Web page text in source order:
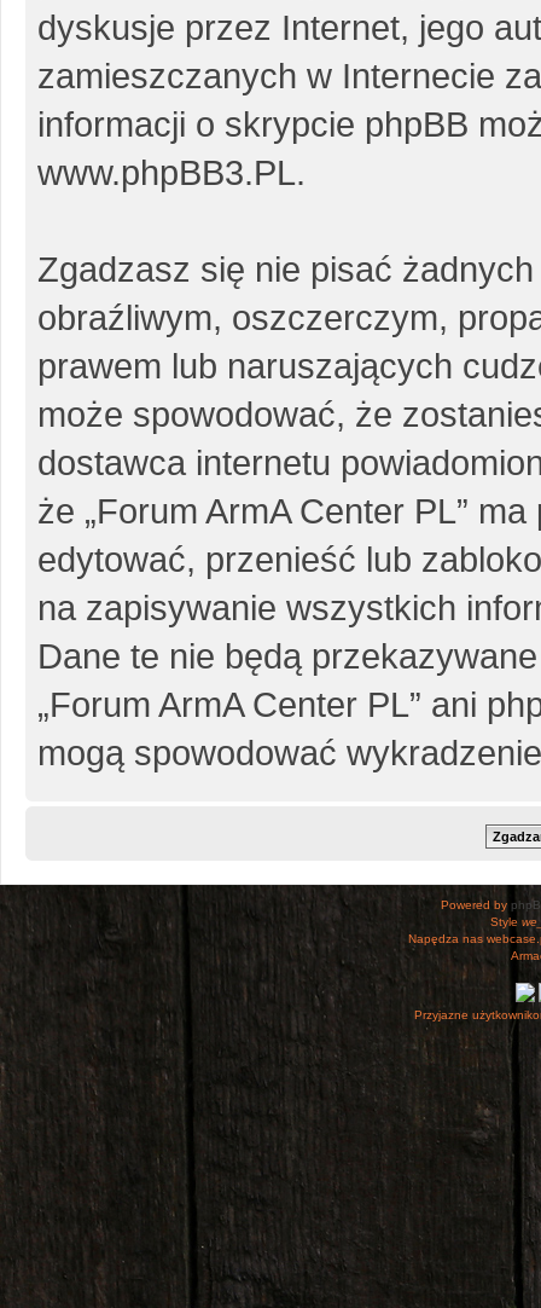
dyskusje przez Internet, jego
zamieszczanych w Internecie
informacji o skrypcie phpBB
www.phpBB3.PL.
Zgadzasz się nie pisać
obraźliwym, oszczerczym,
prawem lub naruszających
może spowodować, że
dostawca internetu
że „Forum ArmA Center PL”
edytować, przenieść lub
na zapisywanie wszystkich
Dane te nie będą
„Forum ArmA Center PL” ani
mogą spowodować
Powered by
Style
Napędza nas
Przyjazne